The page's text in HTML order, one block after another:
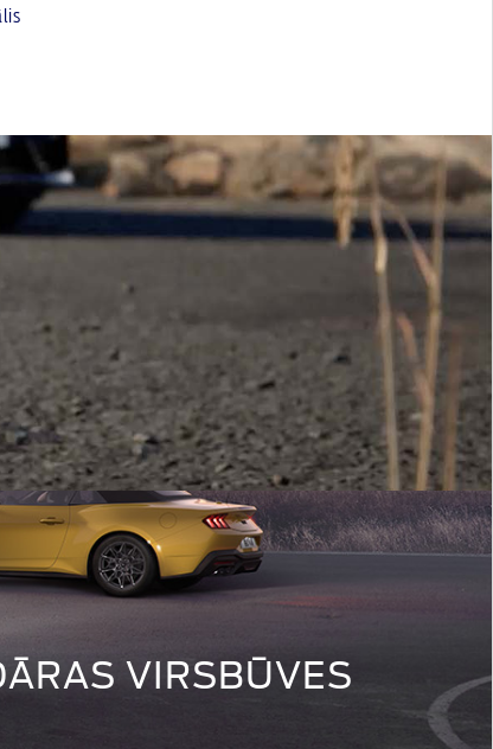
VIRSBŪVES